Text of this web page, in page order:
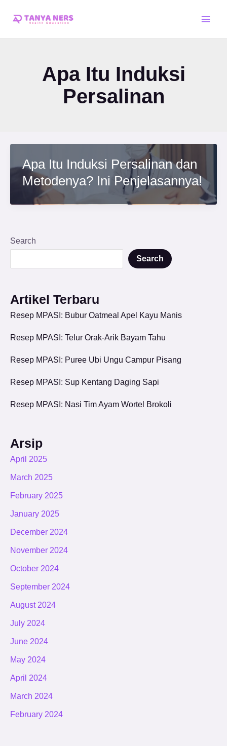
Apa Itu Induksi
Persalinan
Apa Itu Induksi Persalinan dan
Metodenya? Ini Penjelasannya!
Search
Search
Artikel Terbaru
Resep MPASI: Bubur Oatmeal Apel Kayu Manis
Resep MPASI: Telur Orak-Arik Bayam Tahu
Resep MPASI: Puree Ubi Ungu Campur Pisang
Resep MPASI: Sup Kentang Daging Sapi
Resep MPASI: Nasi Tim Ayam Wortel Brokoli
Arsip
April 2025
March 2025
February 2025
January 2025
December 2024
November 2024
October 2024
September 2024
August 2024
July 2024
June 2024
May 2024
April 2024
March 2024
February 2024